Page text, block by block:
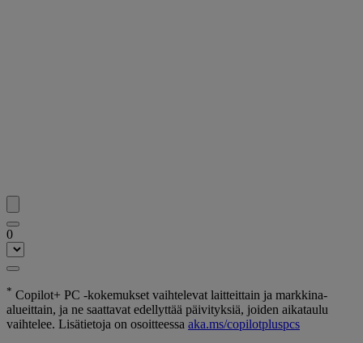
0
* Copilot+ PC -kokemukset vaihtelevat laitteittain ja markkina-
alueittain, ja ne saattavat edellyttää päivityksiä, joiden aikataulu
vaihtelee. Lisätietoja on osoitteessa aka.ms/copilotpluspcs